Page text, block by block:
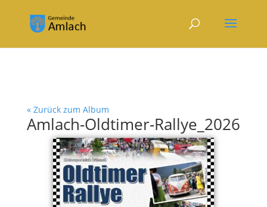
« Zurück zum Album
Amlach-Oldtimer-Rallye_2026